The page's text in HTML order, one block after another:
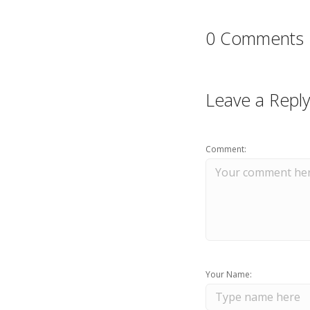
0 Comments
Leave a Reply
Comment:
Your Name: